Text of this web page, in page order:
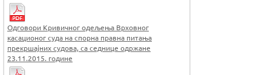
Одговори Кривичног одељења Врховног
касационог суда на спорна правна питања
прекршајних судова, са седнице одржане
23.11.2015. године